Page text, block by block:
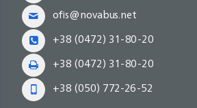
ofis@novabus.net
+38 (0472) 31-80-20
+38 (0472) 31-80-20
+38 (050) 772-26-52